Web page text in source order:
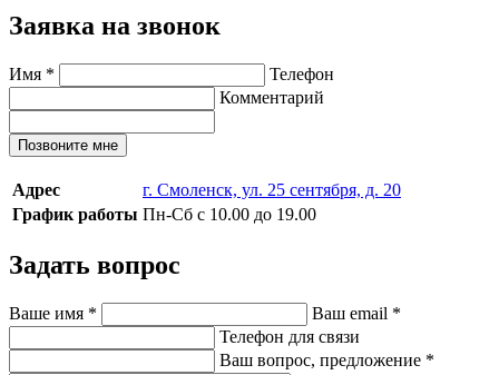
Заявка на звонок
Имя *
Телефон
Комментарий
Позвоните мне
Адрес
г. Смоленск, ул. 25 сентября, д. 20
График работы Пн-Сб с 10.00 до 19.00
Задать вопрос
Ваше имя * Ваш email *
Телефон для связи
Ваш вопрос, предложение *